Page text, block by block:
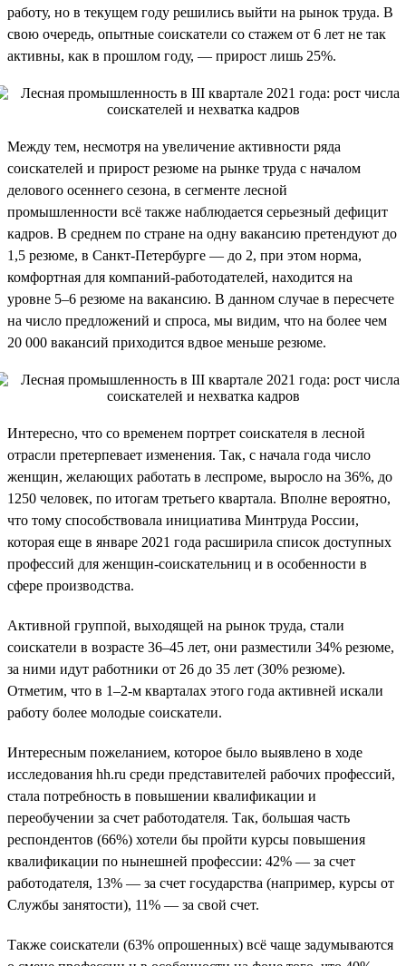
работу, но в текущем году решились выйти на рынок труда. В
свою очередь, опытные соискатели со стажем от 6 лет не так
активны, как в прошлом году, — прирост лишь 25%.
Между тем, несмотря на увеличение активности ряда
соискателей и прирост резюме на рынке труда с началом
делового осеннего сезона, в сегменте лесной
промышленности всё также наблюдается серьезный дефицит
кадров. В среднем по стране на одну вакансию претендуют до
1,5 резюме, в Санкт-Петербурге — до 2, при этом норма,
комфортная для компаний-работодателей, находится на
уровне 5–6 резюме на вакансию. В данном случае в пересчете
на число предложений и спроса, мы видим, что на более чем
20 000 вакансий приходится вдвое меньше резюме.
Интересно, что со временем портрет соискателя в лесной
отрасли претерпевает изменения. Так, с начала года число
женщин, желающих работать в леспроме, выросло на 36%, до
1250 человек, по итогам третьего квартала. Вполне вероятно,
что тому способствовала инициатива Минтруда России,
которая еще в январе 2021 года расширила список доступных
профессий для женщин-соискательниц и в особенности в
сфере производства.
Активной группой, выходящей на рынок труда, стали
соискатели в возрасте 36–45 лет, они разместили 34% резюме,
за ними идут работники от 26 до 35 лет (30% резюме).
Отметим, что в 1–2-м кварталах этого года активней искали
работу более молодые соискатели.
Интересным пожеланием, которое было выявлено в ходе
исследования hh.ru среди представителей рабочих профессий,
стала потребность в повышении квалификации и
переобучении за счет работодателя. Так, большая часть
респондентов (66%) хотели бы пройти курсы повышения
квалификации по нынешней профессии: 42% — за счет
работодателя, 13% — за счет государства (например, курсы от
Службы занятости), 11% — за свой счет.
Также соискатели (63% опрошенных) всё чаще задумываются